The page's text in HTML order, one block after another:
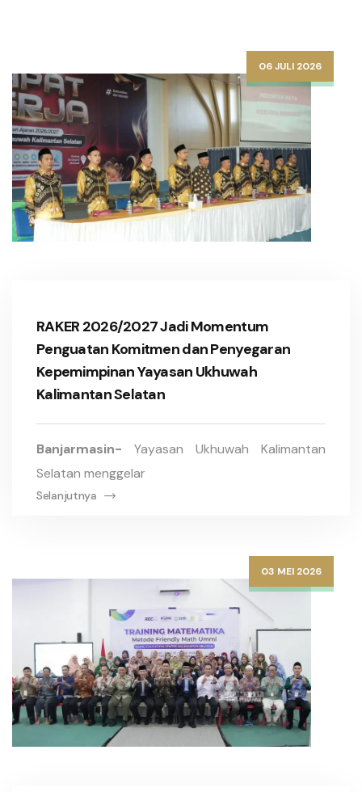
06 JULI 2026
RAKER 2026/2027 Jadi Momentum
Penguatan Komitmen dan Penyegaran
Kepemimpinan Yayasan Ukhuwah
Kalimantan Selatan
Banjarmasin- Yayasan Ukhuwah Kalimantan
Selatan menggelar
Selanjutnya
03 MEI 2026